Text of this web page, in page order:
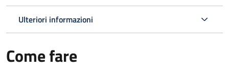
Ulteriori informazioni
Come fare